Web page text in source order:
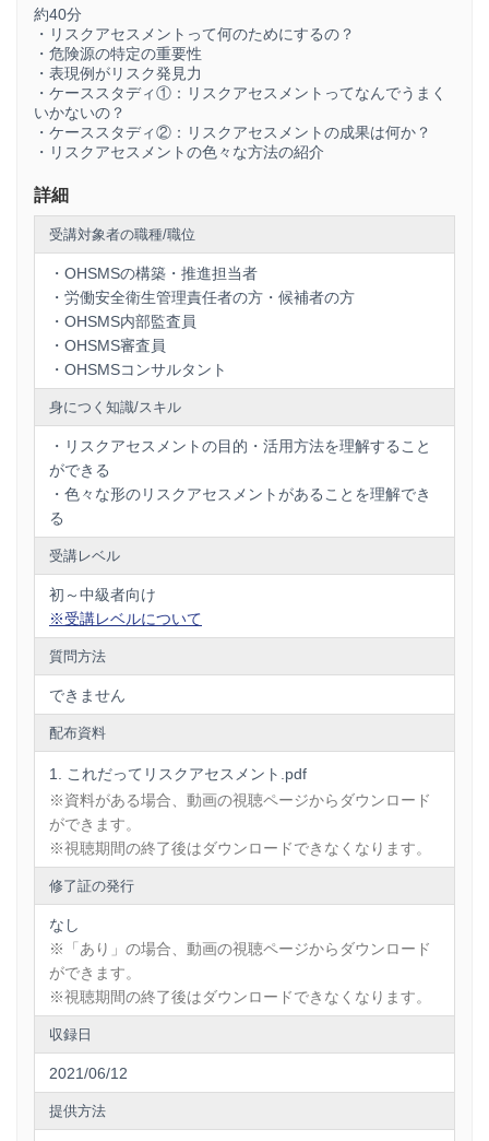
化」で、
かっています。
この大切なリスクアセスメントですが、手法は1つだけではな
く、色々な方法
動画では、労働安全衛生コンサルタントとして、豊富な実績
をもつ講師が、様々な手法を紹介しています。ご自身で考え
が、一方的にならないように工夫しています。
る対策を一緒に考えるいい機会です。
労働災害を減らしたいとお考えの組織の方、指導をするコン
サルタントの方等、「リスクの顕在化」のために、ぜひご活
用ください。
約40分
・リスクアセスメントって何のためにするの？
・危険源の特定の重要性
・表現例がリスク発見力
・ケーススタディ①：リスクアセスメントってなんでうまく
いかないの？
・ケーススタディ②：リスクアセスメントの成果は何か？
・リスクアセスメントの色々な方法の紹介
詳細
受講対象者の職種/職位
・OHSMSの構築・推進担当者
・労働安全衛生管理責任者の方・候補者の方
・OHSMS内部監査員
・OHSMS審査員
・OHSMSコンサルタント
身につく知識/スキル
・リスクアセスメントの目的・活用方法を理解すること
ができる
・色々な形のリスクアセスメントがあることを理解でき
る
受講レベル
初～中級者向け
※受講レベルについて
質問方法
できません
配布資料
これだってリスクアセスメント.pdf
※資料がある場合、動画の視聴ページからダウンロード
ができます。
※視聴期間の終了後はダウンロードできなくなります。
修了証の発行
なし
※「あり」の場合、動画の視聴ページからダウンロード
ができます。
※視聴期間の終了後はダウンロードできなくなります。
収録日
2021/06/12
提供方法